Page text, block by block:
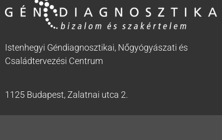
Istenhegyi Géndiagnosztikai, Nőgyógyászati és
Családtervezési Centrum
1125 Budapest, Zalatnai utca 2.